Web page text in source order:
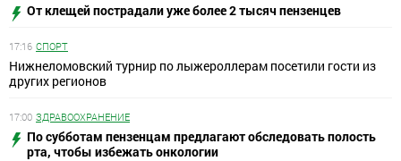
От клещей пострадали уже более 2 тысяч пензенцев
17:16 СПОРТ
Нижнеломовский турнир по лыжероллерам посетили гости из
других регионов
17:00 ЗДРАВООХРАНЕНИЕ
По субботам пензенцам предлагают обследовать полость
рта, чтобы избежать онкологии